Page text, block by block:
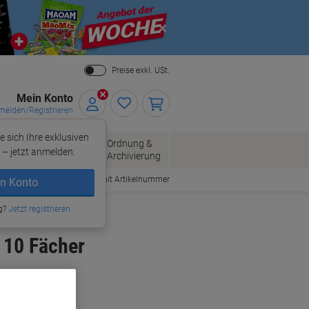
Close
Preise exkl. USt.
Mein Konto
Registrieren
sich Ihre exklusiven
jetzt anmelden.
Konto
Jetzt registrieren
Bürobedarf
Ordnung &
Archivierung
Bestellen mit Artikelnummer
Fächer